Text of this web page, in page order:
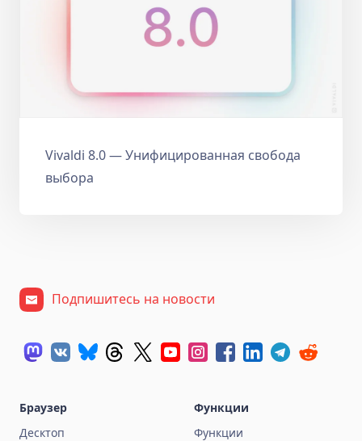
Vivaldi 8.0 — Унифицированная свобода
выбора
Подпишитесь на новости
Браузер
Десктоп
Функции
Функции